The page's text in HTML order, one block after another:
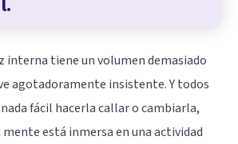
interna tiene un volumen demasiado
agotadoramente insistente. Y todos
fácil hacerla callar o cambiarla,
está inmersa en una actividad